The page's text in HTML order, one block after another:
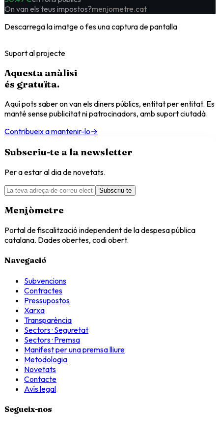
On van els teus impostos?menjometre.cat
Descarrega la imatge o fes una captura de pantalla
Suport al projecte
Aquesta anàlisi
és gratuïta.
Aquí pots saber on van els diners públics, entitat per entitat. Es
manté sense publicitat ni patrocinadors, amb suport ciutadà.
Contribueix a mantenir-lo→
Subscriu-te a la newsletter
Per a estar al dia de novetats.
Subscriu-te
Menjòmetre
Portal de fiscalització independent de la despesa pública
catalana. Dades obertes, codi obert.
Navegació
Subvencions
Contractes
Pressupostos
Xarxa
Transparència
Sectors · Seguretat
Sectors · Premsa
Manifest per una premsa lliure
Metodologia
Novetats
Contacte
Avís legal
Segueix-nos